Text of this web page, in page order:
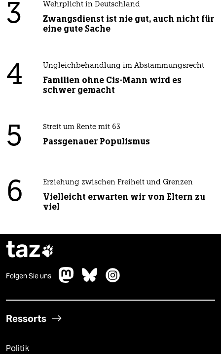
3 Wehrplicht in Deutschland
Zwangsdienst ist nie gut, auch nicht für
eine gute Sache
4 Ungleichbehandlung im Abstammungsrecht
Familien ohne Cis-Mann wird es
schwer gemacht
5 Streit um Rente mit 63
Passgenauer Populismus
6 Erziehung zwischen Freiheit und Grenzen
Vielleicht erwarten wir von Eltern zu
viel
taz
Folgen Sie uns
Ressorts
Politik